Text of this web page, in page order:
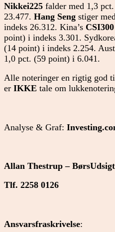
Nikkei225 falder med 1,3
23.477. Hang Seng stiger
indeks 26.312. Kina’s CSI300
point) i indeks 3.301.
(14 point) i indeks 2.254.
1,0 pct. (59 point) i 6.041.
Alle noteringer en rigtig god
er IKKE tale om
Analyse & Graf:
Allan Thestrup –
Tlf. 2258 0126
Ansvarsfraskrivelse: